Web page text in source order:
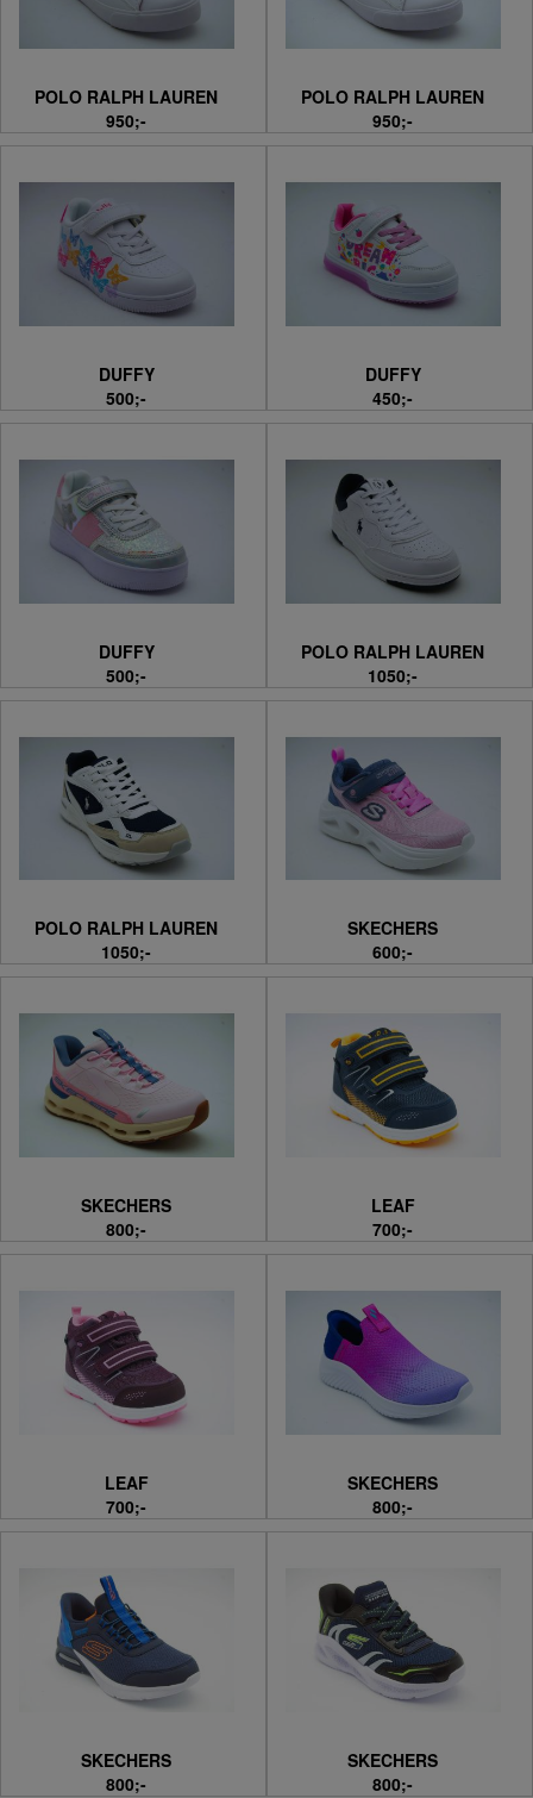
POLO RALPH LAUREN
950;-
POLO RALPH LAUREN
950;-
DUFFY
500;-
DUFFY
450;-
DUFFY
500;-
POLO RALPH LAUREN
1050;-
POLO RALPH LAUREN
1050;-
SKECHERS
600;-
SKECHERS
800;-
LEAF
700;-
LEAF
700;-
SKECHERS
800;-
SKECHERS
800;-
SKECHERS
800;-